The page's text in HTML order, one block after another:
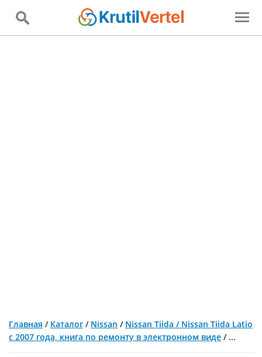
Главная / Каталог / Nissan / Nissan Tiida / Nissan Tiida Latio
с 2007 года, книга по ремонту в электронном виде / ...